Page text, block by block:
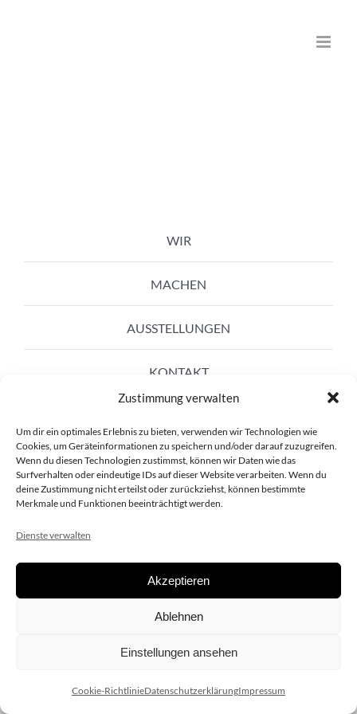
Zustimmung verwalten
Um dir ein optimales Erlebnis zu bieten, verwenden wir Technologien wie
Cookies, um Geräteinformationen zu speichern und/oder darauf zuzugreifen.
Wenn du diesen Technologien zustimmst, können wir Daten wie das
Surfverhalten oder eindeutige IDs auf dieser Website verarbeiten. Wenn du
deine Zustimmung nicht erteilst oder zurückziehst, können bestimmte
Merkmale und Funktionen beeinträchtigt werden.
Dienste verwalten
Akzeptieren
Ablehnen
Einstellungen ansehen
Cookie-RichtlinieDatenschutzerklärungImpressum
WIR
MACHEN
AUSSTELLUNGEN
KONTAKT
Copyright 2020 dieSCHAUsteller.at |Datenschützerklärung|
| Design:www.ARGEntur.at